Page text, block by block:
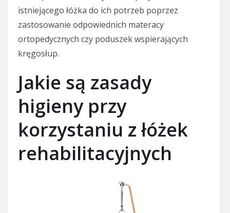
istniejącego łóżka do ich potrzeb poprzez
zastosowanie odpowiednich materacy
ortopedycznych czy poduszek wspierających
kręgosłup.
Jakie są zasady
higieny przy
korzystaniu z łóżek
rehabilitacyjnych